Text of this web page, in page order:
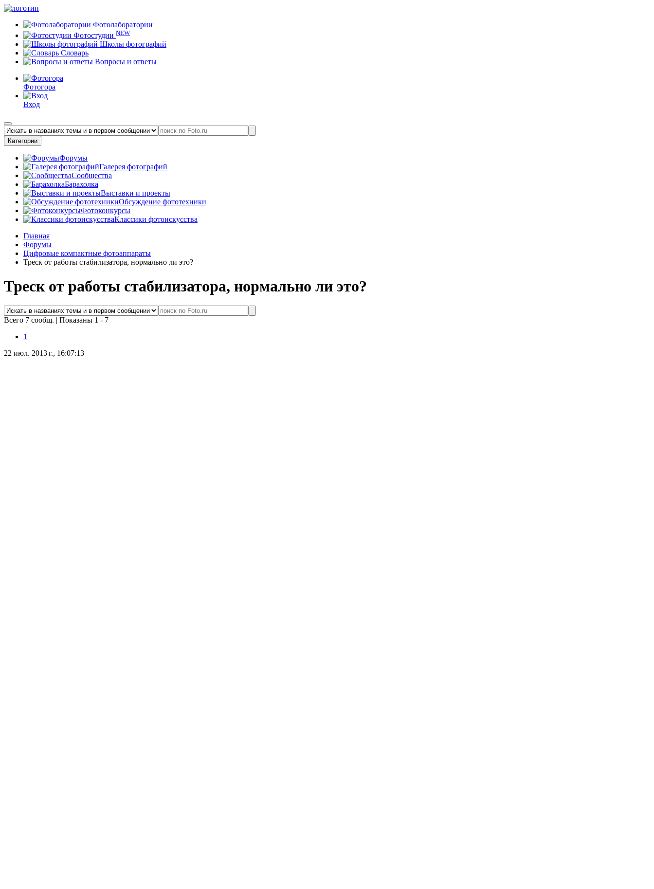
Фотолаборатории
Фотостудии NEW
Школы фотографий
Словарь
Вопросы и ответы
Фотогора
Вход
Категории
Форумы
Галерея фотографий
Сообщества
Барахолка
Выставки и проекты
Обсуждение фототехники
Фотоконкурсы
Классики фотоискусства
Главная
Форумы
Цифровые компактные фотоаппараты
Треск от работы стабилизатора, нормально ли это?
Треск от работы стабилизатора, нормально ли это?
Всего 7 сообщ. | Показаны 1 - 7
1
22 июл. 2013 г., 16:07:13